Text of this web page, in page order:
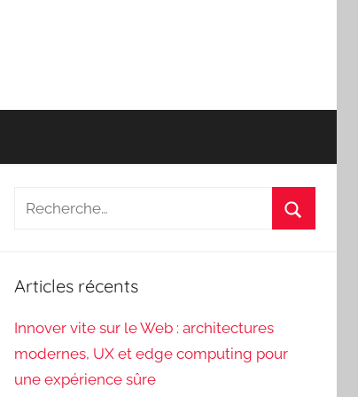
Recherche
Articles récents
Innover vite sur le Web : architectures
modernes, UX et edge computing pour
une expérience sûre